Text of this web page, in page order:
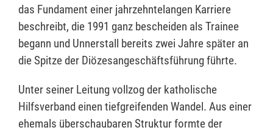
das Fundament einer jahrzehntelangen Karriere
beschreibt, die 1991 ganz bescheiden als Trainee
begann und Unnerstall bereits zwei Jahre später an
die Spitze der Diözesangeschäftsführung führte.
Unter seiner Leitung vollzog der katholische
Hilfsverband einen tiefgreifenden Wandel. Aus einer
ehemals überschaubaren Struktur formte der